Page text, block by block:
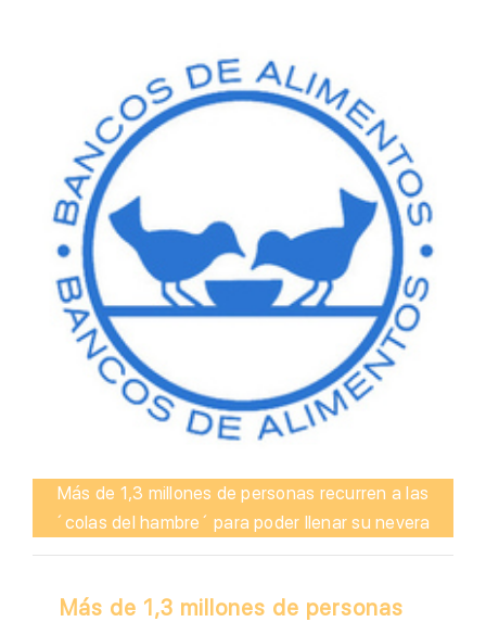
Más de 1,3 millones de personas recurren a las
´colas del hambre´ para poder llenar su nevera
Más de 1,3 millones de personas